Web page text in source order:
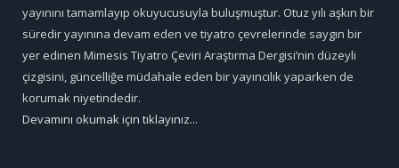
yayınını tamamlayıp okuyucusuyla buluşmuştur. Otuz yılı aşkın bir
süredir yayınına devam eden ve tiyatro çevrelerinde saygın bir
yer edinen Mimesis Tiyatro Çeviri Araştırma Dergisi’nin düzeyli
çizgisini, güncelliğe müdahale eden bir yayıncılık yaparken de
korumak niyetindedir.
Devamını okumak için tıklayınız...